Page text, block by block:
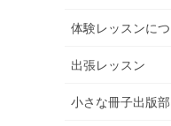
体験レッスンに
出張レッスン
小さな冊子出版部